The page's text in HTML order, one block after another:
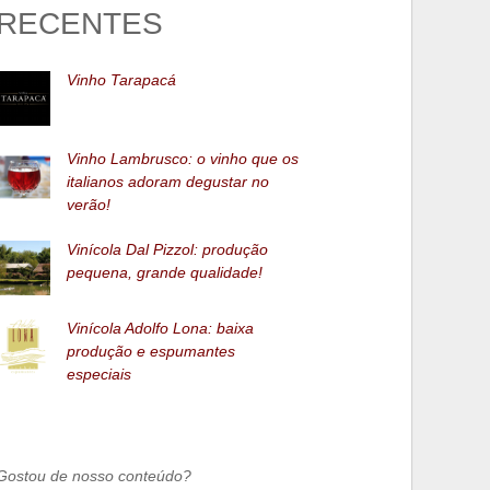
Vinho Tarapacá
Vinho Lambrusco: o vinho que os
italianos adoram degustar no
verão!
Vinícola Dal Pizzol: produção
pequena, grande qualidade!
Vinícola Adolfo Lona: baixa
produção e espumantes
especiais
de nosso conteúdo?